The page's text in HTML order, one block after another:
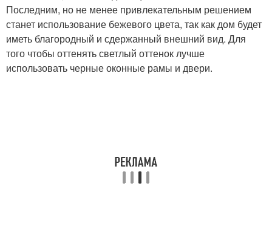
Последним, но не менее привлекательным решением
станет использование бежевого цвета, так как дом будет
иметь благородный и сдержанный внешний вид. Для
того чтобы оттенять светлый оттенок лучше
использовать черные оконные рамы и двери.